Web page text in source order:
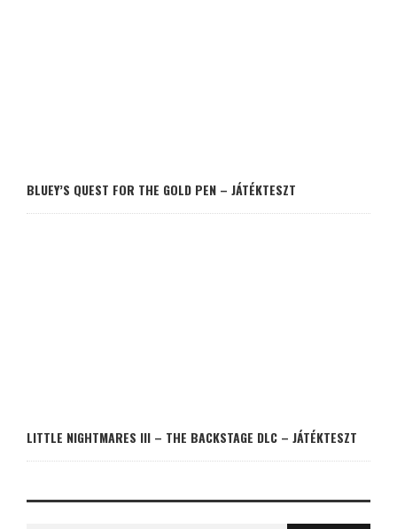
BLUEY’S QUEST FOR THE GOLD PEN – JÁTÉKTESZT
LITTLE NIGHTMARES III – THE BACKSTAGE DLC – JÁTÉKTESZT